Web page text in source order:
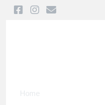
Home